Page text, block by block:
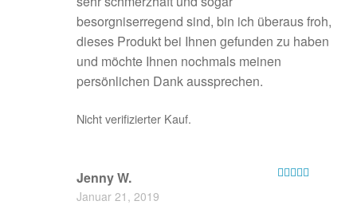
besorgniserregend sind, bin ich überaus froh,
dieses Produkt bei Ihnen gefunden zu haben
und möchte Ihnen nochmals meinen
persönlichen Dank aussprechen.
Nicht verifizierter Kauf.
Jenny W.
Januar 21, 2019